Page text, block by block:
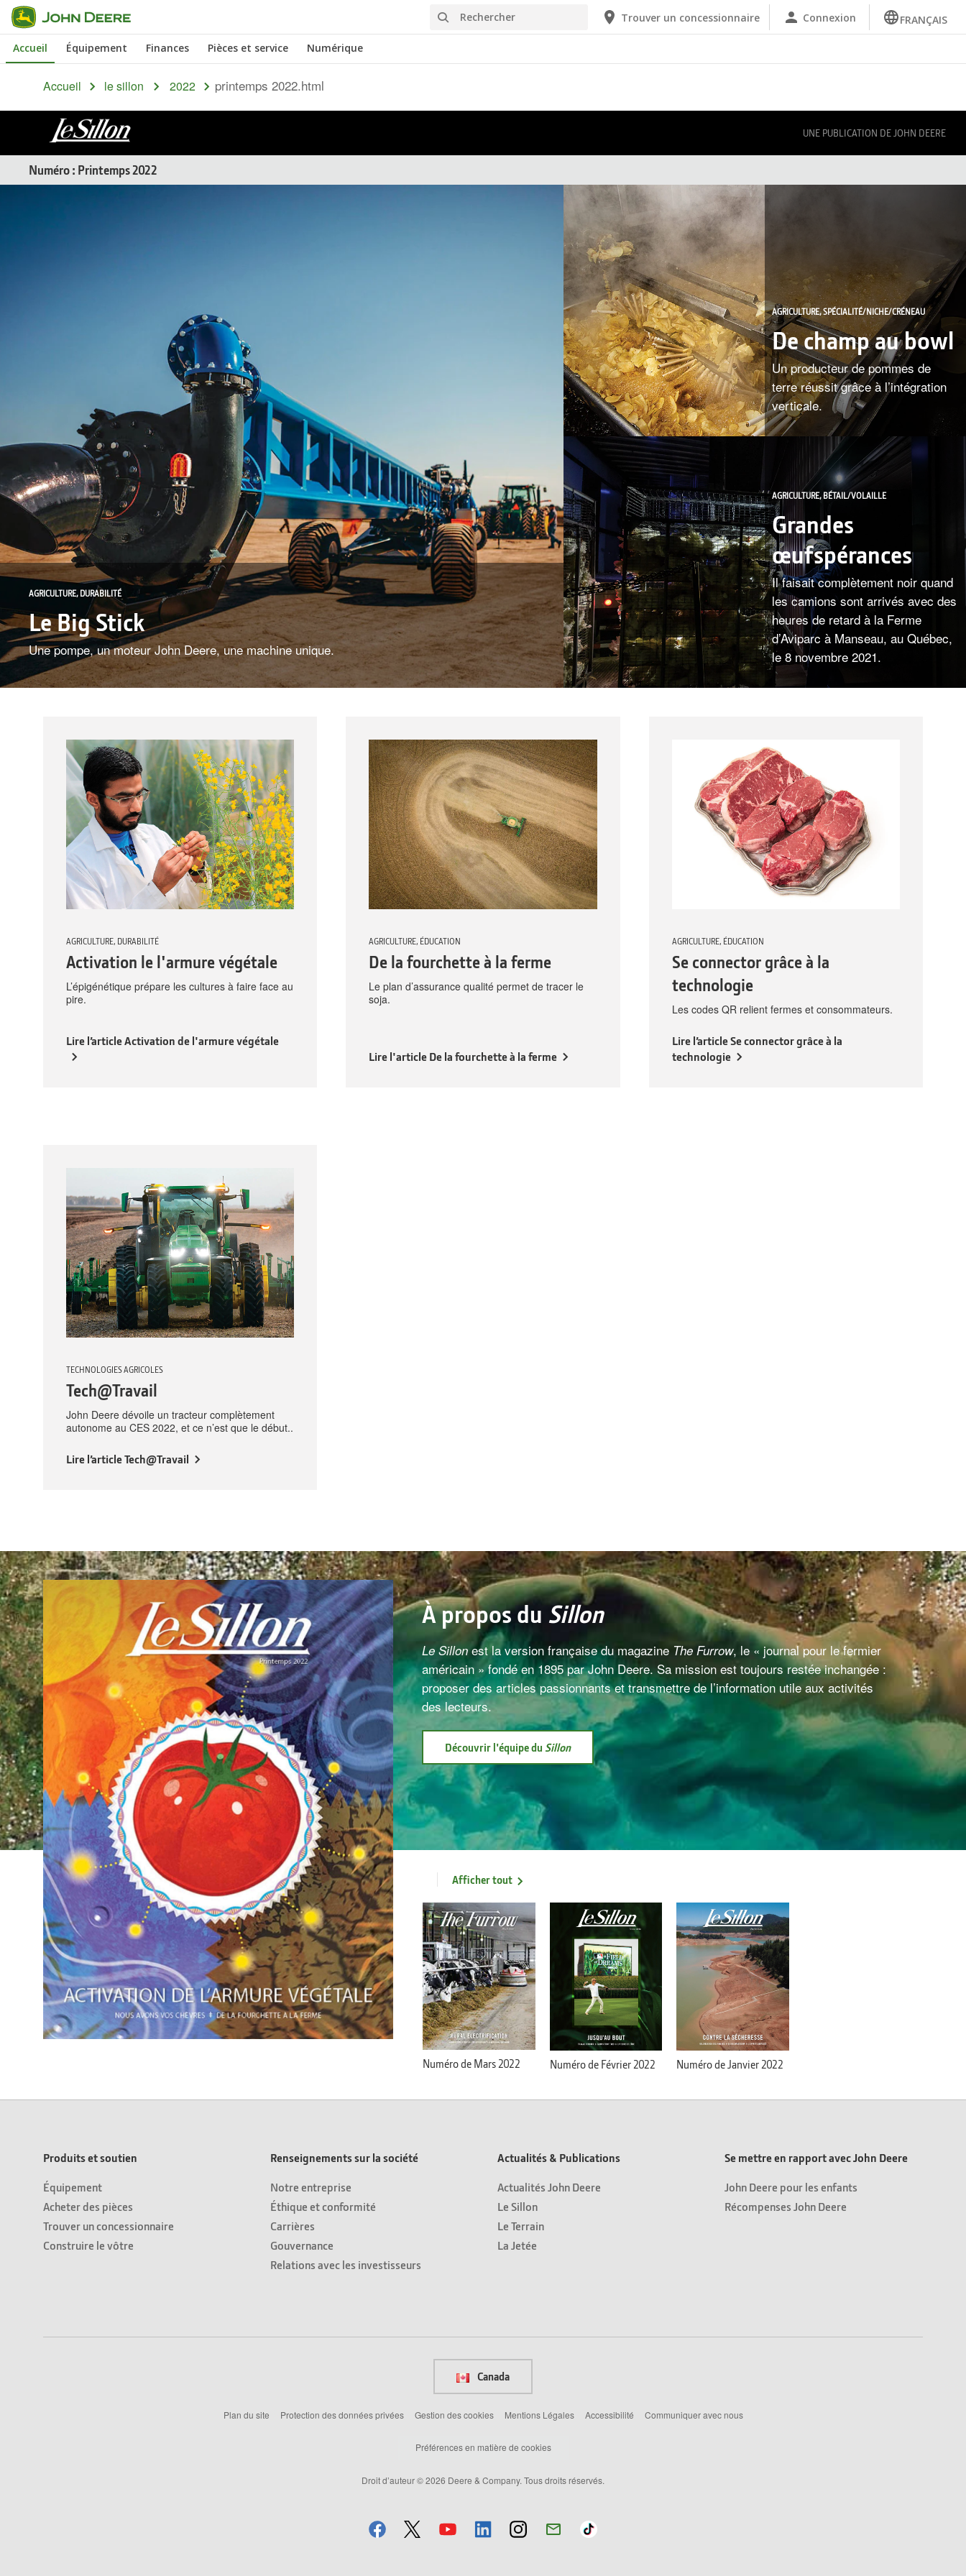
Passer au contenu principal Rechercher Trouver un concessionnaire Connexion FRANÇAIS
Accueil Équipement Finances Pièces et service Numérique
Accueil le sillon 2022 printemps 2022.html
SILLON
UNE PUBLICATION DE JOHN DEERE
Numéro : Printemps 2022
AGRICULTURE, DURABILITÉ
Le Big Stick
Une pompe, un moteur John Deere, une machine unique.
AGRICULTURE, SPÉCIALITÉ/NICHE/CRÉNEAU
De champ au bowl
Un producteur de pommes de
terre réussit grâce à l’intégration
verticale.
AGRICULTURE, BÉTAIL/VOLAILLE
Grandes
œufspérances
Il faisait complètement noir quand
les camions sont arrivés avec des
heures de retard à la Ferme
d’Aviparc à Manseau, au Québec,
le 8 novembre 2021.
AGRICULTURE, DURABILITÉ
Activation le l'armure végétale
L’épigénétique prépare les cultures à faire face au
pire.
Lire l’article Activation de l'armure végétale
AGRICULTURE, ÉDUCATION
De la fourchette à la ferme
Le plan d’assurance qualité permet de tracer le
soja.
Lire l'article De la fourchette à la ferme
AGRICULTURE, ÉDUCATION
Se connector grâce à la
technologie
Les codes QR relient fermes et consommateurs.
Lire l’article Se connector grâce à la
technologie
TECHNOLOGIES AGRICOLES
Tech@Travail
John Deere dévoile un tracteur complètement
autonome au CES 2022, et ce n’est que le début..
Lire l’article Tech@Travail
À propos du Sillon
Le Sillonest la version française du magazine The Furrow, le « journal pour le fermier
américain » fondé en 1895 par John Deere. Sa mission est toujours restée inchangée :
proposer des articles passionnants et transmettre de l’information utile aux activités
des lecteurs.
Découvrir l'équipe du Sillon
Afficher tout
Numéro de Mars 2022 Numéro de Février 2022 Numéro de Janvier 2022
Produits et soutien
Équipement
Acheter des pièces
Trouver un concessionnaire
Construire le vôtre
Renseignements sur la société
Notre entreprise
Éthique et conformité
Carrières
Gouvernance
Relations avec les investisseurs
Actualités & Publications
Actualités John Deere
Le Sillon
Le Terrain
La Jetée
Se mettre en rapport avec John Deere
John Deere pour les enfants
Récompenses John Deere
Canada
Plan du site Protection des données privées Gestion des cookies Mentions Légales Accessibilité Communiquer avec nous
Préférences en matière de cookies
Droit d’auteur © 2026 Deere & Company. Tous droits réservés.